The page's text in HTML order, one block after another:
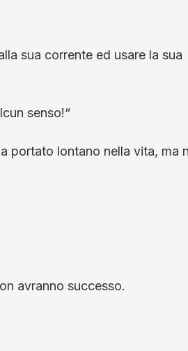
sua corrente ed usare la sua
senso!“
portato lontano nella vita, ma
avranno successo.